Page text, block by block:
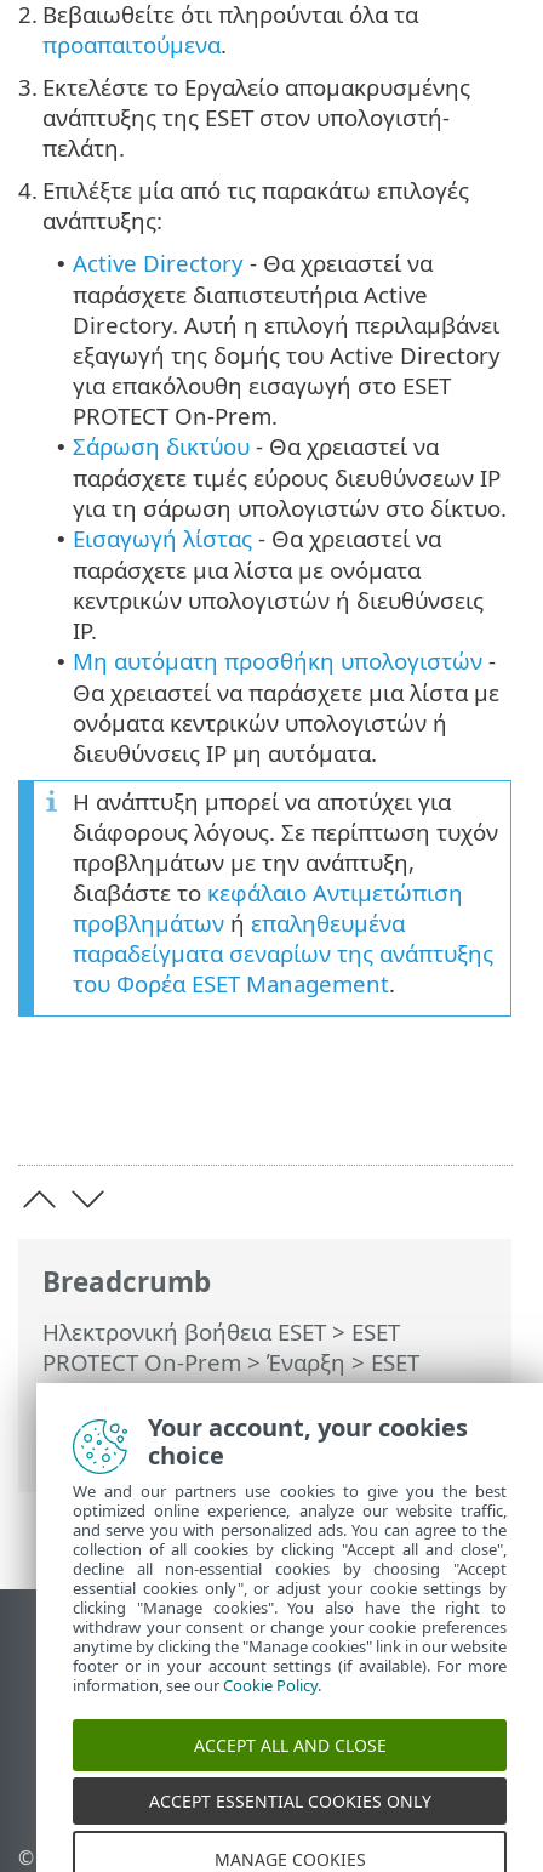
Breadcrumb
Ηλεκτρονική βοήθεια ESET> ESET
PROTECT On-Prem>Έναρξη>ESET
Management Ανάπτυξη φορέα>
Απομακρυσμένη ανάπτυξη> ESET
Remote Deployment Tool
2. Βεβαιωθείτε ότι πληρούνται όλα τα
προαπαιτούμενα.
3. Εκτελέστε το Εργαλείο απομακρυσμένης
ανάπτυξης της ESET στον υπολογιστή-
πελάτη.
4. Επιλέξτε μία από τις παρακάτω επιλογές
ανάπτυξης:
• Active Directory - Θα χρειαστεί να
παράσχετε διαπιστευτήρια Active
Directory. Αυτή η επιλογή περιλαμβάνει
εξαγωγή της δομής του Active Directory
για επακόλουθη εισαγωγή στο ESET
PROTECT On-Prem.
• Σάρωση δικτύου - Θα χρειαστεί να
παράσχετε τιμές εύρους διευθύνσεων IP
για τη σάρωση υπολογιστών στο δίκτυο.
• Εισαγωγή λίστας - Θα χρειαστεί να
παράσχετε μια λίστα με ονόματα
κεντρικών υπολογιστών ή διευθύνσεις
IP.
• Μη αυτόματη προσθήκη υπολογιστών -
Θα χρειαστεί να παράσχετε μια λίστα με
ονόματα κεντρικών υπολογιστών ή
διευθύνσεις IP μη αυτόματα.
Η ανάπτυξη μπορεί να αποτύχει για
διάφορους λόγους. Σε περίπτωση τυχόν
προβλημάτων με την ανάπτυξη,
διαβάστε το κεφάλαιο Αντιμετώπιση
προβλημάτων ή επαληθευμένα
παραδείγματα σεναρίων της ανάπτυξης
του Φορέα ESET Management.
Προβολή ιστότοπου επιφάνειας εργασίας
End of Life
Γνωσιακή βάση ESET
Ομάδα συζήτησης ESET
ESET Status Portal
Τοπική υποστήριξη
© 1992 - 2026 ESET, spol. s
Διαχείριση cookies
Your account, your cookies
choice
We and our partners use cookies to give you the best
optimized online experience, analyze our website traffic,
and serve you with personalized ads. You can agree to the
collection of all cookies by clicking "Accept all and close",
decline all non-essential cookies by choosing "Accept
essential cookies only", or adjust your cookie settings by
clicking "Manage cookies". You also have the right to
withdraw your consent or change your cookie preferences
anytime by clicking the "Manage cookies" link in our website
footer or in your account settings (if available). For more
information, see ourCookie Policy.
ACCEPT ALL AND CLOSE
ACCEPT ESSENTIAL COOKIES ONLY
MANAGE COOKIES